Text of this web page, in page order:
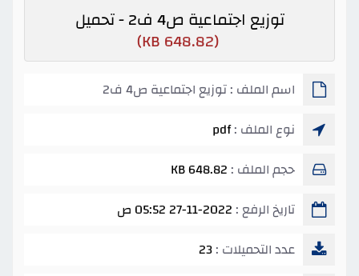
توزيع اجتماعية ص4 ف2 - تحميل
(648.82 KB)
اسم الملف : توزيع اجتماعية ص4 ف2
نوع الملف :pdf
حجم الملف : 648.82 KB
تاريخ الرفع : 27-11-2022 05:52 ص
عدد التحميلات :23